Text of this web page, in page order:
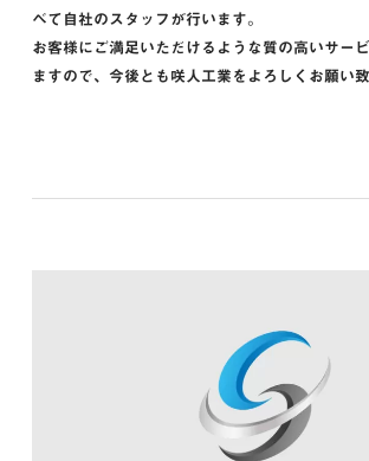
べて自社のスタッフが行います。
お客様にご満足いただけるような質の高いサー
ますので、今後とも咲人工業をよろしくお願い致